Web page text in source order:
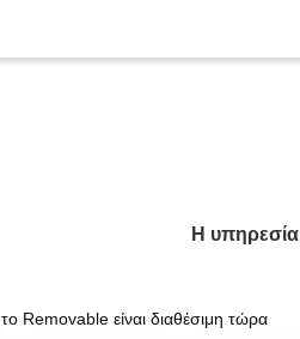
Η υπηρεσία
Removable είναι διαθέσιμη τώρα